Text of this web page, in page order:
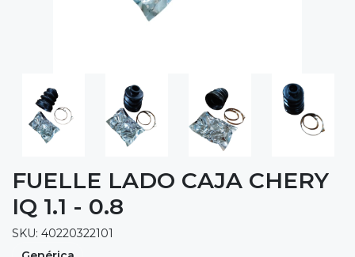
FUELLE LADO CAJA CHERY
IQ 1.1 - 0.8
SKU: 40220322101